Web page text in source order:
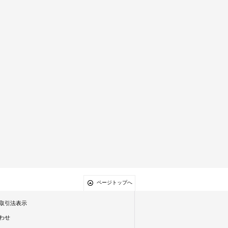
ページトップへ
引法表示
せ